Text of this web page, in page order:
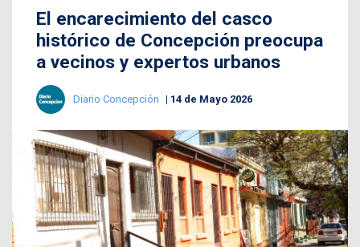
El encarecimiento del casco
histórico de Concepción preocupa
a vecinos y expertos urbanos
Diario Concepción 14 de Mayo 2026